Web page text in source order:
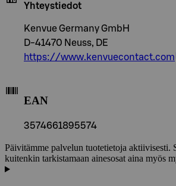
Yhteystiedot
Kenvue Germany GmbH
D-41470 Neuss, DE
https://www.kenvuecontact.com
EAN
3574661895574
Päivitämme palvelun tuotetietoja aktiivisesti.
kuitenkin tarkistamaan ainesosat aina myös